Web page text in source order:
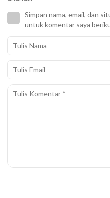
Simpan nama, email, dan
untuk komentar saya